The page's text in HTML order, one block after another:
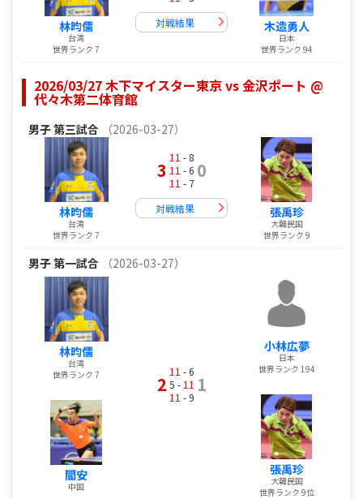
林昀儒
台湾
世界ランク 7
対戦結果 木造勇人
日本
世界ランク 94
2026/03/27 木下マイスター東京 vs 金沢ポート @
代々木第二体育館
男子第三試合 （2026-03-27）
林昀儒
台湾
世界ランク 7
3
11 - 8
11 - 6
11 - 7
0
対戦結果 張禹珍
大韓民国
世界ランク 9
男子第一試合 （2026-03-27）
林昀儒
台湾
世界ランク 7
閻安
中国
2
11 - 6
5 - 11
11 - 9
1
小林広夢
日本
世界ランク 194
張禹珍
大韓民国
世界ランク 9位